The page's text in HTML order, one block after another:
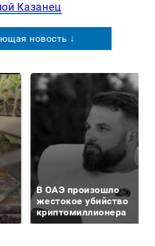
Казанец
новость ↓
В ОАЭ произошло
жестокое убийство
криптомиллионера